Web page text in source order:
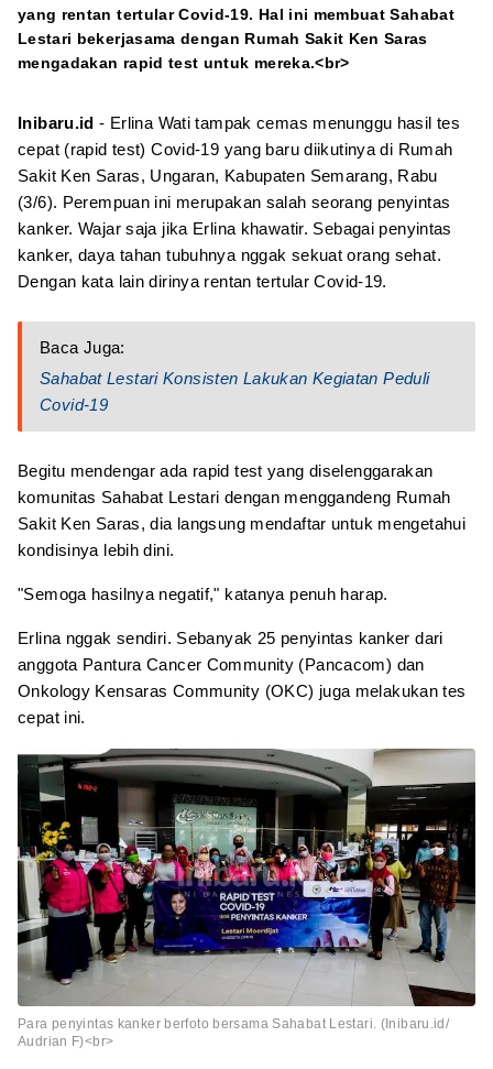
yang rentan tertular Covid-19. Hal ini membuat Sahabat
Lestari bekerjasama dengan Rumah Sakit Ken Saras
mengadakan rapid test untuk mereka.<br>
Inibaru.id- Erlina Wati tampak cemas menunggu hasil tes
cepat (rapid test) Covid-19 yang baru diikutinya di Rumah
Sakit Ken Saras, Ungaran, Kabupaten Semarang, Rabu
(3/6). Perempuan ini merupakan salah seorang penyintas
kanker. Wajar saja jika Erlina khawatir. Sebagai penyintas
kanker, daya tahan tubuhnya nggak sekuat orang sehat.
Dengan kata lain dirinya rentan tertular Covid-19.
Baca Juga:
Sahabat Lestari Konsisten Lakukan Kegiatan Peduli
Covid-19
Begitu mendengar ada rapid test yang diselenggarakan
komunitas Sahabat Lestari dengan menggandeng Rumah
Sakit Ken Saras, dia langsung mendaftar untuk mengetahui
kondisinya lebih dini.
"Semoga hasilnya negatif," katanya penuh harap.
Erlina nggak sendiri. Sebanyak 25 penyintas kanker dari
anggota Pantura Cancer Community (Pancacom) dan
Onkology Kensaras Community (OKC) juga melakukan tes
cepat ini.
Para penyintas kanker berfoto bersama Sahabat Lestari. (Inibaru.id/
Audrian F)<br>